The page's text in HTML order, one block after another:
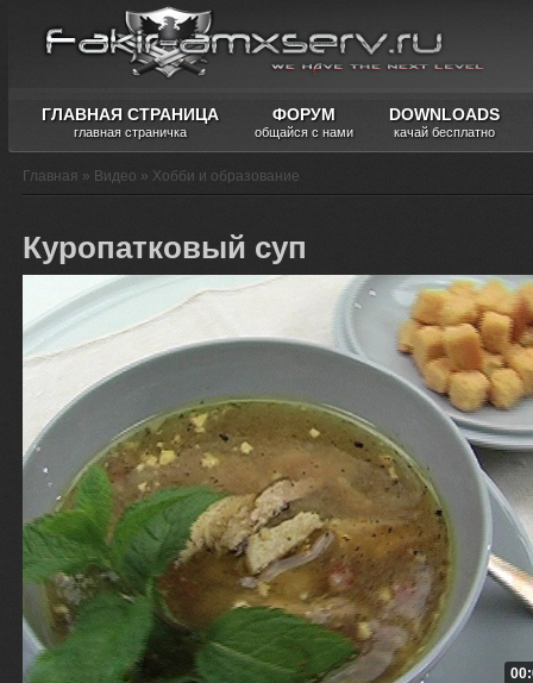
ГЛАВНАЯ СТРАНИЦА
главная страничка
ФОРУМ
общайся с нами
DOWNLOADS
качай бесплатно
Главная » Видео » Хобби и образование
Куропатковый суп